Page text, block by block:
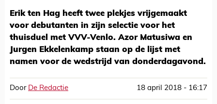
Erik ten Hag heeft twee plekjes vrijgemaakt
voor debutanten in zijn selectie voor het
thuisduel met VVV-Venlo. Azor Matusiwa en
Jurgen Ekkelenkamp staan op de lijst met
namen voor de wedstrijd van donderdagavond.
Door De Redactie 18 april 2018 - 16:17